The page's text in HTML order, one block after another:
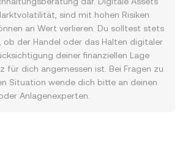
sind mit hohen Risiken
an Wert verlieren. Du solltest stets
der Handel oder das Halten digitaler
deiner finanziellen Lage
für dich angemessen ist. Bei Fragen zu
Situation wende dich bitte an deinen
Anlagenexperten.